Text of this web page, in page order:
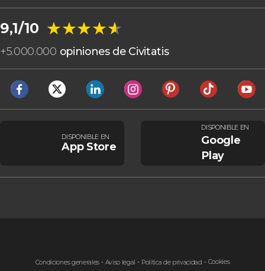
9,1/10 ★★★★★
★★★★★
+5.000.000 opiniones de Civitatis
DISPONIBLE EN
App Store
DISPONIBLE EN
Google
Play
Condiciones generales Aviso legal Política de privacidad Cookies